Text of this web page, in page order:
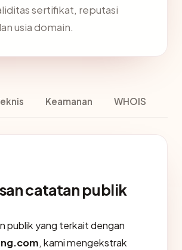
sertifikat, reputasi
usia domain.
Keamanan WHOIS
catatan publik
publik yang terkait dengan
, kami mengekstrak